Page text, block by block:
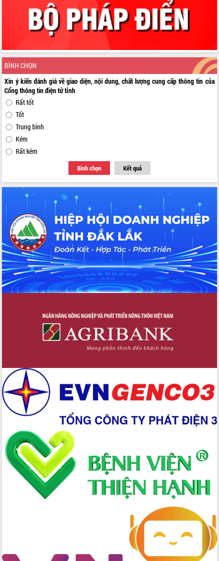
BÌNH CHỌN
Xin ý kiến đánh giá về giao diện, nội dung, chất lượng cung cấp thông tin của
Cổng thông tin điện tử tỉnh
Rất tốt
Tốt
Trung bình
Kém
Rất kém
Bình chọn Kết quả